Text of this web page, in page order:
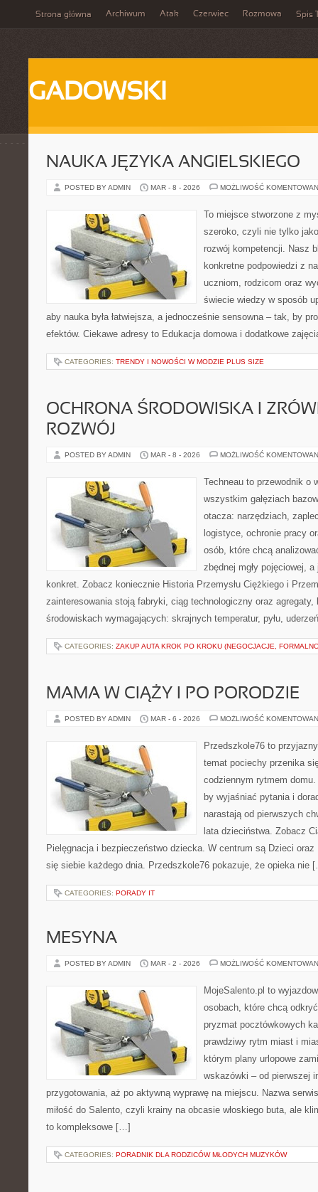
Strona główna Archiwum Atak Czerwiec Rozmowa Spis
GADOWSKI
NAUKA JĘZYKA ANGIELSKIEGO
POSTED BY ADMIN MAR - 8 - 2026 MOŻLIWOŚĆ
To miejsce stworzone z
szeroko, czyli nie tylko
rozwój kompetencji. Nasz
konkretne podpowiedzi z
uczniom, rodzicom oraz
świecie wiedzy w sposób
aby nauka była łatwiejsza, a jednocześnie sensowna – tak, by
efektów. Ciekawe adresy to Edukacja domowa i dodatkowe
CATEGORIES: TRENDY I NOWOŚCI W MODZIE PLUS SIZE
OCHRONA ŚRODOWISKA I
ROZWÓJ
POSTED BY ADMIN MAR - 8 - 2026 MOŻLIWOŚĆ
Techneau to przewodnik o
wszystkim gałęziach
otacza: narzędziach,
logistyce, ochronie pracy
osób, które chcą
zbędnej mgły pojęciowej,
konkret. Zobacz koniecznie Historia Przemysłu Ciężkiego i
zainteresowania stoją fabryki, ciąg technologiczny oraz agregaty,
środowiskach wymagających: skrajnych temperatur, pyłu,
CATEGORIES: ZAKUP AUTA KROK PO KROKU (NEGOCJACJE,
MAMA W CIĄŻY I PO PORODZIE
POSTED BY ADMIN MAR - 6 - 2026 MOŻLIWOŚĆ
Przedszkole76 to
temat pociechy przenika
codziennym rytmem
by wyjaśniać pytania i
narastają od pierwszych
lata dzieciństwa. Zobacz
Pielęgnacja i bezpieczeństwo dziecka. W centrum są Dzieci
się siebie każdego dnia. Przedszkole76 pokazuje, że opieka nie
CATEGORIES: PORADY IT
MESYNA
POSTED BY ADMIN MAR - 2 - 2026 MOŻLIWOŚĆ
MojeSalento.pl to
osobach, które chcą
pryzmat pocztówkowych
prawdziwy rytm miast i
którym plany urlopowe
wskazówki – od pierwszej
przygotowania, aż po aktywną wyprawę na miejscu. Nazwa
miłość do Salento, czyli krainy na obcasie włoskiego buta, ale
to kompleksowe […]
CATEGORIES: PORADNIK DLA RODZICÓW MŁODYCH MUZYKÓW